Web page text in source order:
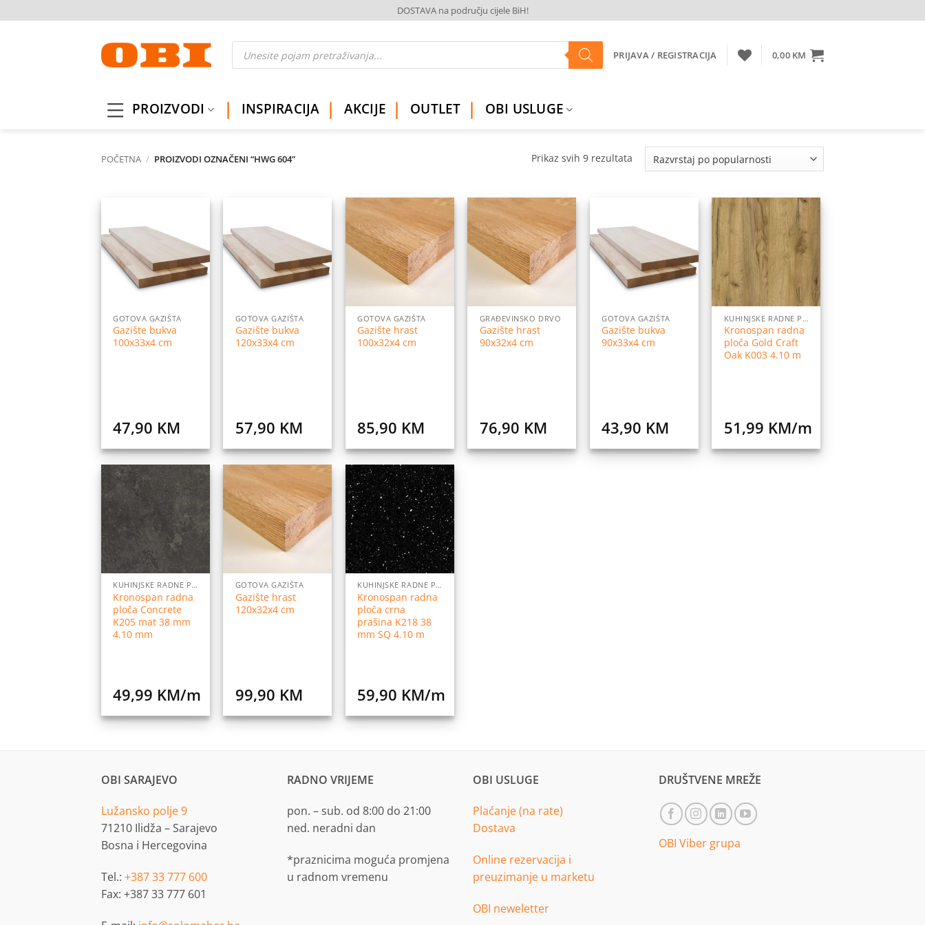
to
DOSTAVA na području cijele BiH!
Products
search PRIJAVA / REGISTRACIJA 0,00 KM
PROIZVODI INSPIRACIJA AKCIJE OUTLET OBI USLUGE
POČETNA / PROIZVODI OZNAČENI “HWG 604” Prikaz svih 9 rezultataSorted
na
listu
želja
GOTOVA GAZIŠTA
Gazište bukva
100x33x4 cm
47,90 KM
na
listu
želja
GOTOVA GAZIŠTA
Gazište bukva
120x33x4 cm
57,90 KM
Dodaj
na
listu
želja
GOTOVA GAZIŠTA
Gazište hrast
100x32x4 cm
85,90 KM
Dodaj
na
listu
želja
GRAĐEVINSKO DRVO
Gazište hrast
90x32x4 cm
76,90 KM
na
listu
želja
GOTOVA GAZIŠTA
Gazište bukva
90x33x4 cm
43,90 KM
Dodaj
na
listu
želja
KUHINJSKE RADNE PLOČE
Kronospan radna
ploča Gold Craft
Oak K003 4.10 m
51,99 KM/m
Dodaj
na
listu
želja
KUHINJSKE RADNE PLOČE
Kronospan radna
ploča Concrete
K205 mat 38 mm
4.10 mm
49,99 KM/m
Dodaj
na
listu
želja
GOTOVA GAZIŠTA
Gazište hrast
120x32x4 cm
99,90 KM
Dodaj
na
listu
želja
KUHINJSKE RADNE PLOČE
Kronospan radna
ploča crna
prašina K218 38
mm SQ 4.10 m
59,90 KM/m
OBI SARAJEVO
Lužansko polje 9
71210 Ilidža – Sarajevo
Bosna i Hercegovina
Tel.: +387 33 777 600
Fax: +387 33 777 601
RADNO VRIJEME
pon. – sub. od 8:00 do 21:00
ned. neradni dan
*praznicima moguća promjena
u radnom vremenu
OBI USLUGE
Plaćanje (na rate)
Dostava
Online rezervacija i
preuzimanje u marketu
OBI neweletter
DRUŠTVENE MREŽE
OBI Viber grupa